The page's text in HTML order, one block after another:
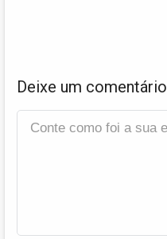
Deixe um comentário